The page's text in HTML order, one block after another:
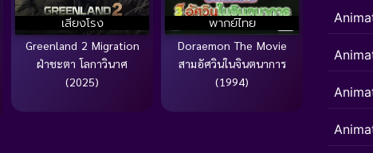
เสียงโรง
Greenland 2 Migration
ฝ่าชะตา โลกาวินาศ
(2025)
พากย์ไทย
Doraemon The Movie
สามอัศวินในจินตนาการ
(1994)